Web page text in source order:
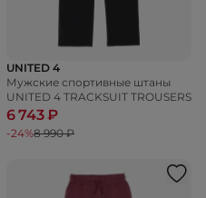
UNITED 4
Мужские спортивные штаны
UNITED 4 TRACKSUIT TROUSERS
6 743 ₽
-24%8 990 ₽